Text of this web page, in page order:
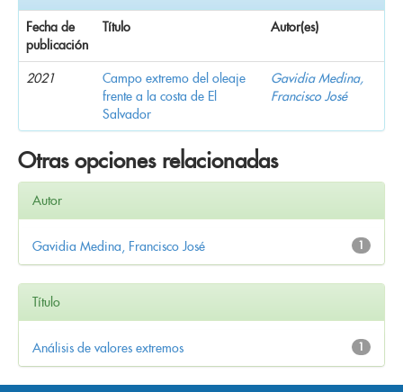
Fecha de
publicación
Título Autor(es)
2021
Campo extremo del oleaje
frente a la costa de El
Salvador
Gavidia Medina,
Francisco José
Otras opciones relacionadas
Autor
1
Gavidia Medina, Francisco José
Título
1
Análisis de valores extremos